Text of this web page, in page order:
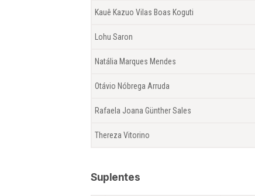
Kauê Kazuo Vilas Boas Koguti
Lohu Saron
Natália Marques Mendes
Otávio Nóbrega Arruda
Rafaela Joana Günther Sales
Thereza Vitorino
Suplentes